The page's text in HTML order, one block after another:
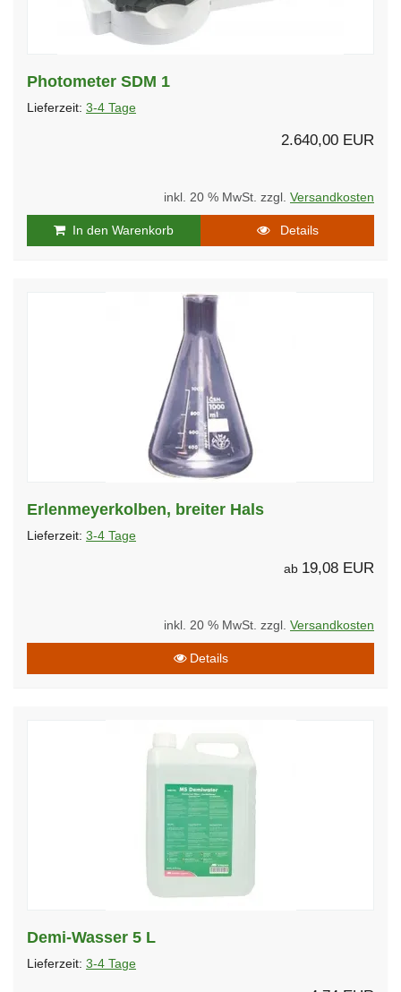
Photometer SDM 1
Lieferzeit: 3-4 Tage
2.640,00 EUR
inkl. 20 % MwSt. zzgl. Versandkosten
In den Warenkorb Details
Erlenmeyerkolben, breiter Hals
Lieferzeit: 3-4 Tage
ab 19,08 EUR
inkl. 20 % MwSt. zzgl. Versandkosten
Details
Demi-Wasser 5 L
Lieferzeit: 3-4 Tage